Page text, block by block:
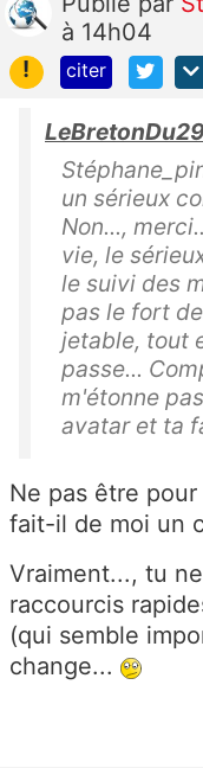
à 14h04
!
citer
un sérieux
Non...,
vie, le
le suivi des
pas le fort
jetable, tout
passe...
m'étonne
avatar et ta
Ne pas être
fait-il de moi un
Vraiment..., tu
raccourcis
(qui semble
change...